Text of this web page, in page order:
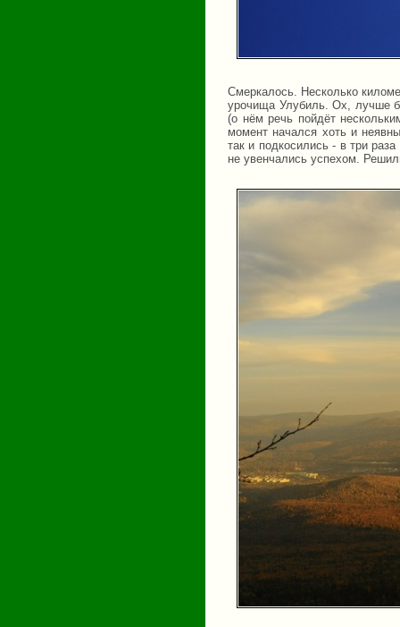
Смеркалось. Несколько
урочища Улубиль. Ох, лучше
(о нём речь пойдёт
момент начался хоть и
так и подкосились - в три
не увенчались успехом.